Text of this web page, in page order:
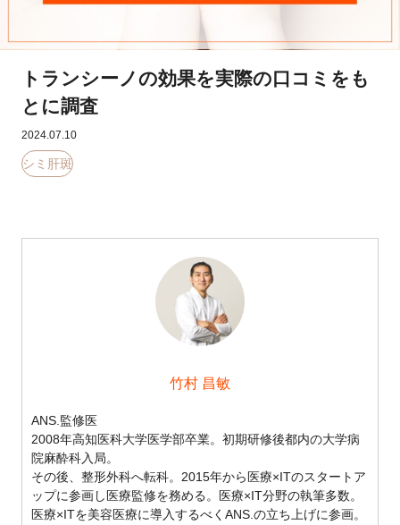
トランシーノの効果を実際の口コミをも
とに調査
2024.07.10
シミ肝斑
竹村 昌敏
ANS.監修医
2008年高知医科大学医学部卒業。初期研修後都内の大学病
院麻酔科入局。
その後、整形外科へ転科。2015年から医療×ITのスタートア
ップに参画し医療監修を務める。医療×IT分野の執筆多数。
医療×ITを美容医療に導入するべくANS.の立ち上げに参画。